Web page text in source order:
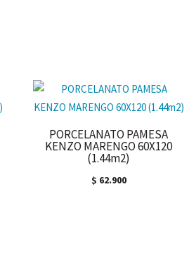
PORCELANATO PAMESA
KENZO MARENGO 60X120
(1.44m2)
$ 62.900